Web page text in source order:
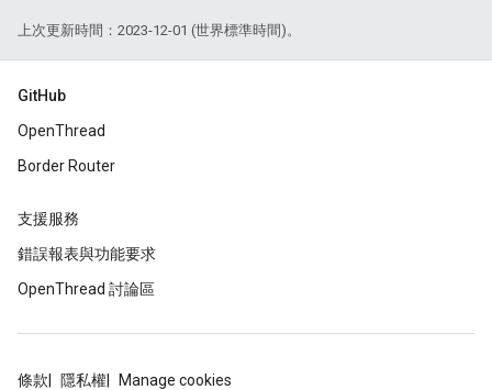
上次更新時間：2023-12-01 (世界標準時間)。
GitHub
OpenThread
Border Router
支援服務
錯誤報表與功能要求
OpenThread 討論區
條款 隱私權 Manage cookies